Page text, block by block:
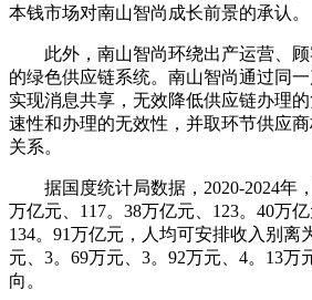
本钱市场对南山智尚成长前景的承认。
此外，南山智尚环绕出产运营、顾
的绿色供应链系统。南山智尚通过同
实现消息共享，无效降低供应链办理
速性和办理的无效性，并取环节供应
关系。
据国度统计局数据，2020-2024年，
万亿元、117。38万亿元、123。40万亿
134。91万亿元，人均可安排收入别离
元、3。69万元、3。92万元、4。13万
向。